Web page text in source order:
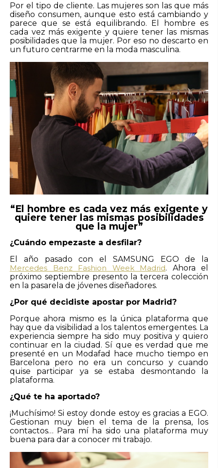
Por el tipo de cliente. Las mujeres son las que más
diseño consumen, aunque esto está cambiando y
parece que se está equilibrando. El hombre es
cada vez más exigente y quiere tener las mismas
posibilidades que la mujer. Por eso no descarto en
un futuro centrarme en la moda masculina.
“El hombre es cada vez más exigente y
quiere tener las mismas posibilidades
que la mujer”
¿Cuándo empezaste a desfilar?
El año pasado con el SAMSUNG EGO de la
Mercedes Benz Fashion Week Madrid. Ahora el
próximo septiembre presento la tercera colección
en la pasarela de jóvenes diseñadores.
¿Por qué decidiste apostar por Madrid?
Porque ahora mismo es la única plataforma que
hay que da visibilidad a los talentos emergentes. La
experiencia siempre ha sido muy positiva y quiero
continuar en la ciudad. Sí que es verdad que me
presenté en un Modafad hace mucho tiempo en
Barcelona pero no era un concurso y cuando
quise participar ya se estaba desmontando la
plataforma.
¿Qué te ha aportado?
¡Muchísimo! Si estoy donde estoy es gracias a EGO.
Gestionan muy bien el tema de la prensa, los
contactos… Para mí ha sido una plataforma muy
buena para dar a conocer mi trabajo.